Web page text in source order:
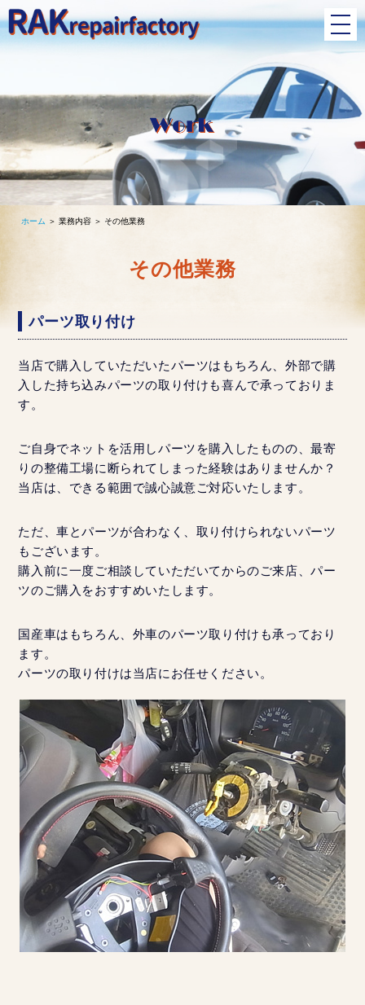
ホーム ＞ 業務内容 ＞ その他業務
その他業務
パーツ取り付け
当店で購入していただいたパーツはもちろん、外部で購
入した持ち込みパーツの取り付けも喜んで承っておりま
す。
ご自身でネットを活用しパーツを購入したものの、最寄
りの整備工場に断られてしまった経験はありませんか？
当店は、できる範囲で誠心誠意ご対応いたします。
ただ、車とパーツが合わなく、取り付けられないパーツ
もございます。
購入前に一度ご相談していただいてからのご来店、パー
ツのご購入をおすすめいたします。
国産車はもちろん、外車のパーツ取り付けも承っており
ます。
パーツの取り付けは当店にお任せください。